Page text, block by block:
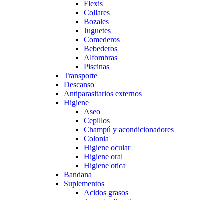
Flexis
Collares
Bozales
Juguetes
Comederos
Bebederos
Alfombras
Piscinas
Transporte
Descanso
Antiparasitarios externos
Higiene
Aseo
Cepillos
Champú y acondicionadores
Colonia
Higiene ocular
Higiene oral
Higiene otica
Bandana
Suplementos
Acidos grasos